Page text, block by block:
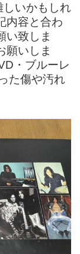
しいかもしれ
内容と合わ
い致しま
願いしま
・ブルーレ
た傷や汚れ